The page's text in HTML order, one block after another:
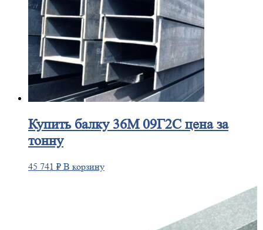
Купитьбалку 36М 09Г2С цена за
тонну
45 741 ₽ В корзину